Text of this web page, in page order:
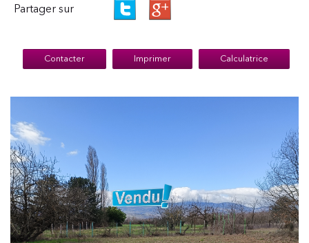
Partager sur
Contacter Imprimer Calculatrice